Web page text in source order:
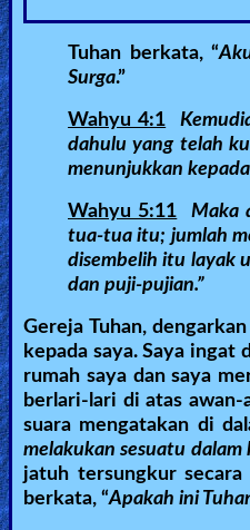
🎞
Jewish
Stories
Witch
X-
Muslim
MP3
Bible
🎞
Tuhan berkata, “
Surga.”
Wahyu 4:1
dahulu yang telah
menunjukkan
Wahyu 5:11 Maka
tua-tua itu; jumlah
disembelih itu layak
dan puji-pujian.”
Gereja Tuhan,
kepada saya. Saya ingat
rumah saya dan saya
berlari-lari di atas awan-
suara mengatakan di
melakukan sesuatu
jatuh tersungkur secara
berkata, “Apakah ini